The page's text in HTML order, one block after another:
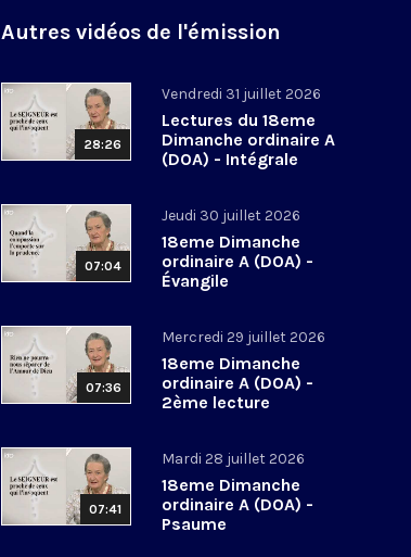
Autres vidéos de l'émission
28:26
Vendredi 31 juillet 2026
Lectures du 18eme
Dimanche ordinaire A
(DOA) - Intégrale
07:04
Jeudi 30 juillet 2026
18eme Dimanche
ordinaire A (DOA) -
Évangile
07:36
Mercredi 29 juillet 2026
18eme Dimanche
ordinaire A (DOA) -
2ème lecture
07:41
Mardi 28 juillet 2026
18eme Dimanche
ordinaire A (DOA) -
Psaume